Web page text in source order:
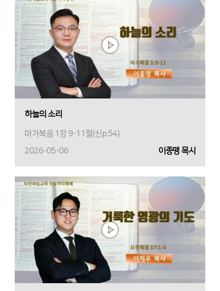
하늘의 소리
마가복음 1장 9-11절(신p.54)
2026-05-06
이종맹 목사